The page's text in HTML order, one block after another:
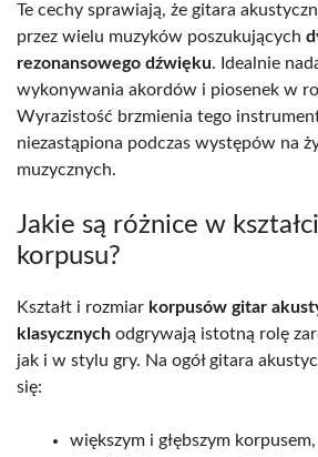
Te cechy sprawiają, że gitara
przez wielu muzyków poszukujących
rezonansowego dźwięku. Idealnie
wykonywania akordów i piosenek w
Wyrazistość brzmienia tego
niezastąpiona podczas występów na
muzycznych.
Jakie są różnice w
korpusu?
Kształt i rozmiar korpusów gitar
klasycznych odgrywają istotną rolę
jak i w stylu gry. Na ogół gitara
się:
większym i głębszym korpusem,